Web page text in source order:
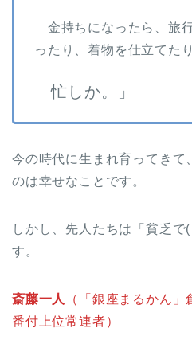
金持ちになったら、旅
ったり、着物を仕立てたり
忙しか。」
今の時代に生まれ育ってきて
のは幸せなことです。
しかし、先人たちは「貧乏で
す。
斎藤一人
（「銀座まるかん
番付上位常連者）